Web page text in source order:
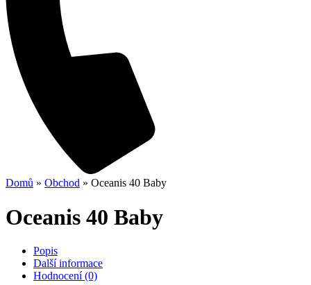
Domů » Obchod » Oceanis 40 Baby
Oceanis 40 Baby
Popis
Další informace
Hodnocení (0)